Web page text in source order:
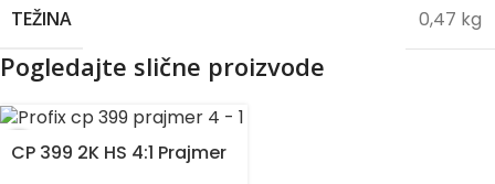
TEŽINA 0,47 kg
Pogledajte slične proizvode
CP 399 2K HS 4:1 Prajmer